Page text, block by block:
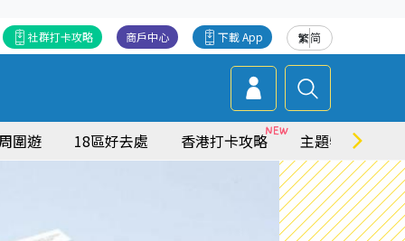
繁简
下載 App
商戶中心
社群打卡攻略
圍遊 18區好去處 香港打卡攻略 主題特集